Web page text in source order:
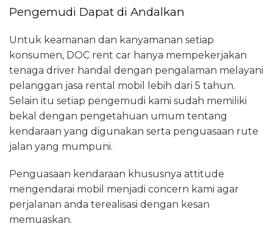
Pengemudi Dapat di Andalkan
Untuk keamanan dan kanyamanan setiap
konsumen, DOC rent car hanya mempekerjakan
tenaga driver handal dengan pengalaman melayani
pelanggan jasa rental mobil lebih dari 5 tahun.
Selain itu setiap pengemudi kami sudah memiliki
bekal dengan pengetahuan umum tentang
kendaraan yang digunakan serta penguasaan rute
jalan yang mumpuni.
Penguasaan kendaraan khususnya attitude
mengendarai mobil menjadi concern kami agar
perjalanan anda terealisasi dengan kesan
memuaskan.